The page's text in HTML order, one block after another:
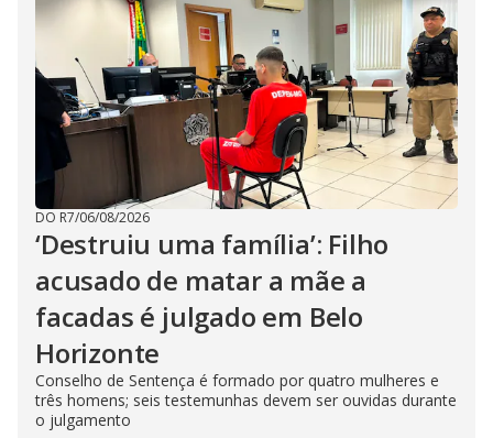
DO R7/06/08/2026
‘Destruiu uma família’: Filho
acusado de matar a mãe a
facadas é julgado em Belo
Horizonte
Conselho de Sentença é formado por quatro mulheres e
três homens; seis testemunhas devem ser ouvidas durante
o julgamento